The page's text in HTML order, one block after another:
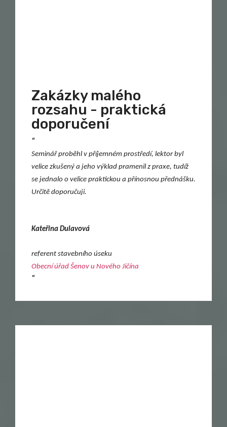
Zakázky malého
rozsahu - praktická
doporučení
"
Seminář proběhl v příjemném prostředí, lektor byl
velice zkušený a jeho výklad pramenil z praxe, tudíž
se jednalo o velice praktickou a přínosnou přednášku.
Určitě doporučuji.
Kateřina Dulavová
referent stavebního úseku
Obecní úřad Šenov u Nového Jičína
"